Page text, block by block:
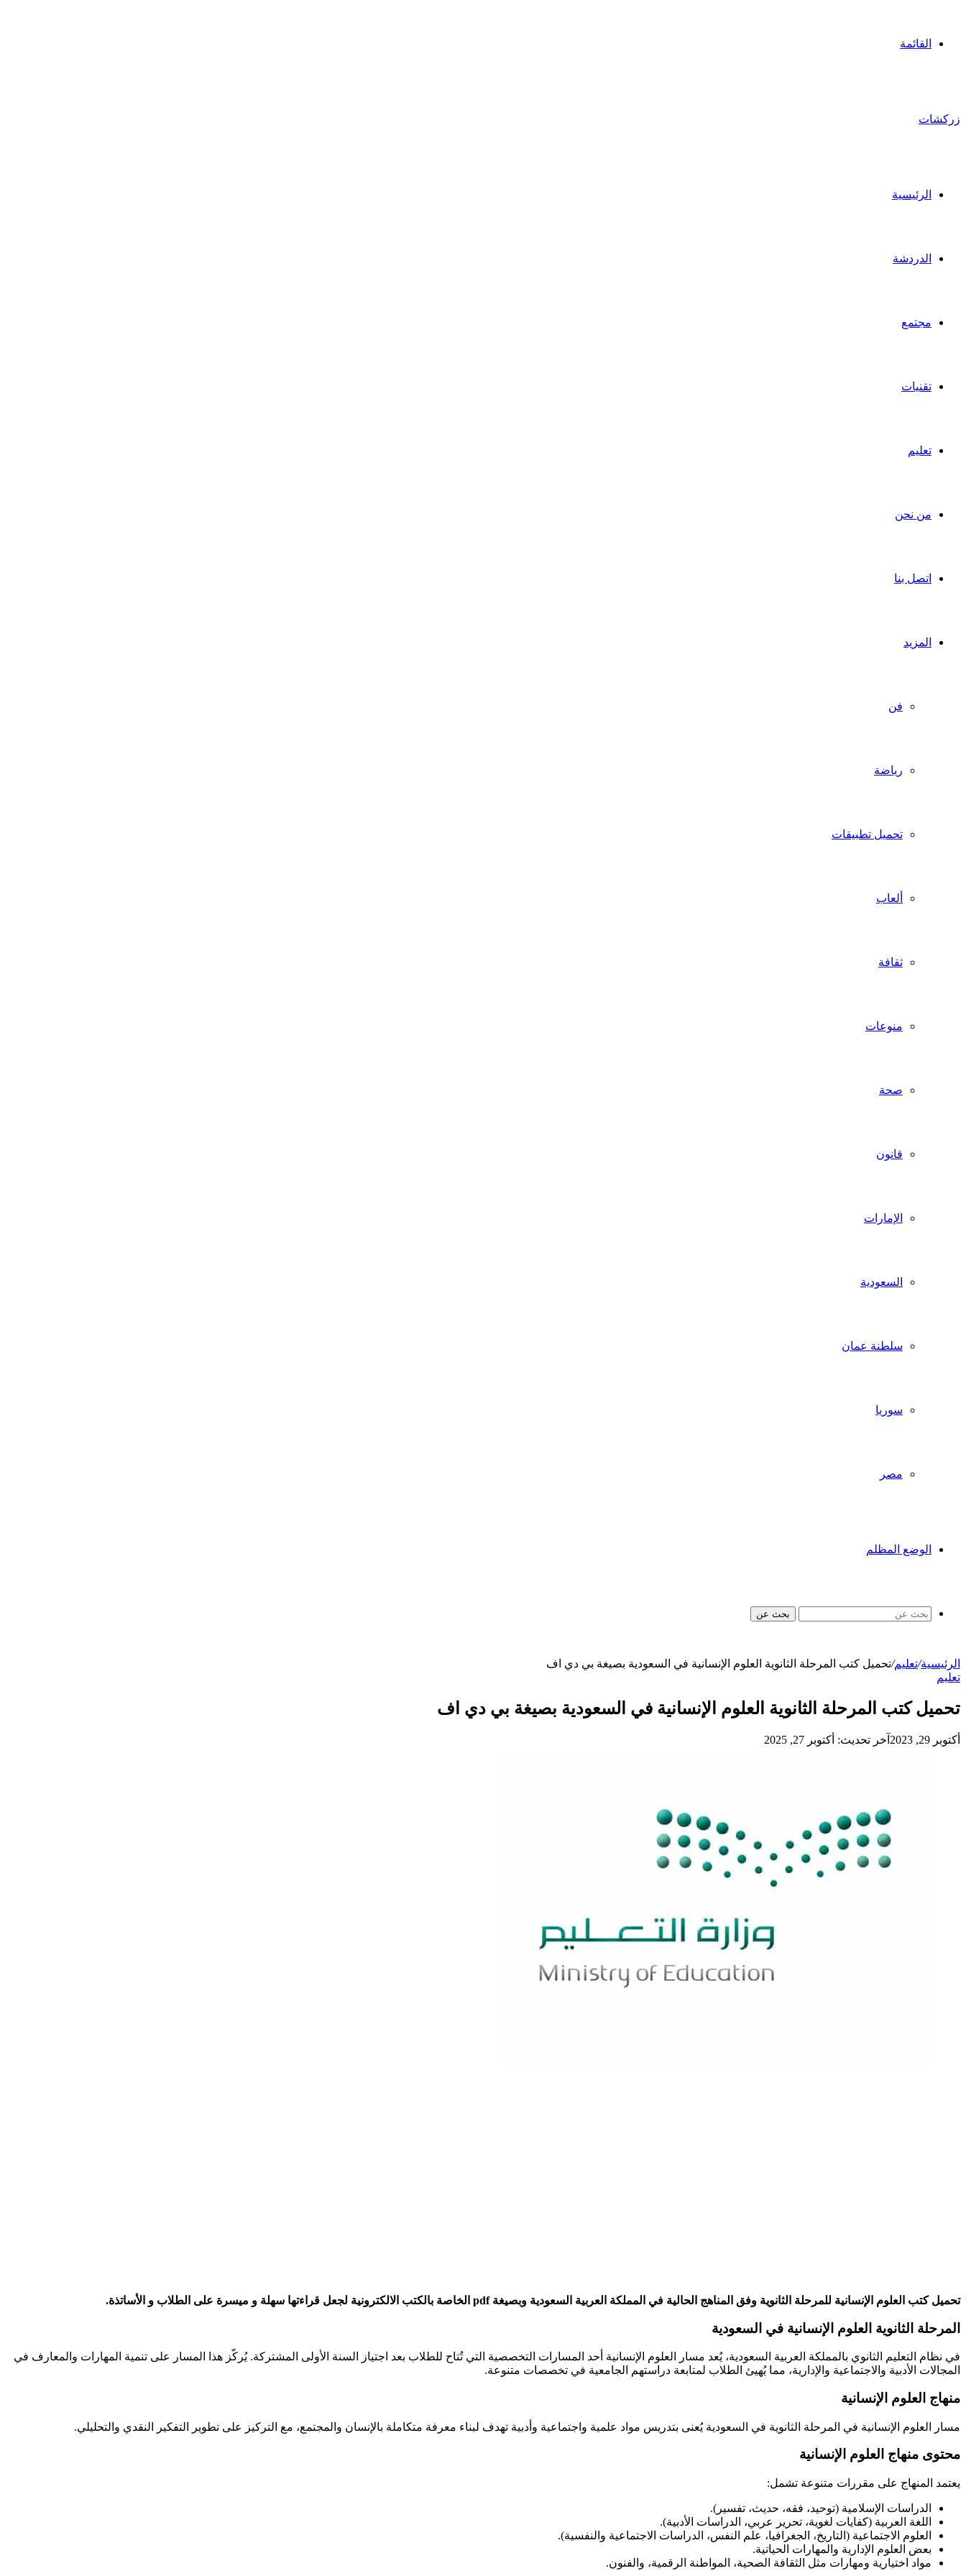
القائمة
زركشات
الرئيسية
الدردشة
مجتمع
تقنيات
تعليم
من نحن
اتصل بنا
المزيد
فن
رياضة
تحميل تطبيقات
ألعاب
ثقافة
منوعات
صحة
قانون
الإمارات
السعودية
سلطنة عمان
سوريا
مصر
الوضع المظلم
بحث عن
الرئيسية/تعليم/تحميل كتب المرحلة الثانوية العلوم الإنسانية في السعودية بصيغة بي دي اف
تعليم
تحميل كتب المرحلة الثانوية العلوم الإنسانية في السعودية بصيغة بي دي اف
أكتوبر 29, 2023 آخر تحديث: أكتوبر 27, 2025
تحميل كتب العلوم الإنسانية للمرحلة الثانوية وفق المناهج الحالية في المملكة العربية السعودية وبصيغة pdf الخاصة بالكتب الالكترونية لجعل قراءتها سهلة و ميسرة على الطلاب و الأساتذة.
المرحلة الثانوية العلوم الإنسانية في السعودية
في نظام التعليم الثانوي بالمملكة العربية السعودية، يُعد مسار العلوم الإنسانية أحد المسارات التخصصية التي تُتاح للطلاب بعد اجتياز السنة الأولى المشتركة. يُركّز هذا المسار على تنمية المهارات والمعارف في
المجالات الأدبية والاجتماعية والإدارية، مما يُهيئ الطلاب لمتابعة دراستهم الجامعية في تخصصات متنوعة.
منهاج العلوم الإنسانية
مسار العلوم الإنسانية في المرحلة الثانوية في السعودية يُعنى بتدريس مواد علمية واجتماعية وأدبية تهدف لبناء معرفة متكاملة بالإنسان والمجتمع، مع التركيز على تطوير التفكير النقدي والتحليلي.​
محتوى منهاج العلوم الإنسانية
يعتمد المنهاج على مقررات متنوعة تشمل:
الدراسات الإسلامية (توحيد، فقه، حديث، تفسير).​
اللغة العربية (كفايات لغوية، تحرير عربي، الدراسات الأدبية).​
العلوم الاجتماعية (التاريخ، الجغرافيا، علم النفس، الدراسات الاجتماعية والنفسية).​
بعض العلوم الإدارية والمهارات الحياتية.​
مواد اختيارية ومهارات مثل الثقافة الصحية، المواطنة الرقمية، والفنون.